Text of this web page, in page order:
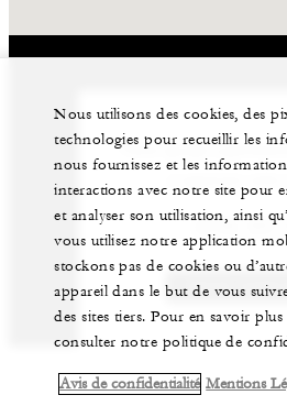
Notre équipe
à organiser votre
(310) 557
NOUS
Nous utilisons des cookies, des
technologies pour recueillir les
nous fournissez et les
interactions avec notre site pour
et analyser son utilisation, ainsi
vous utilisez notre application
stockons pas de cookies ou
appareil dans le but de vous
des sites tiers. Pour en savoir
consulter notre politique de
Avis de confidentialité Mentions